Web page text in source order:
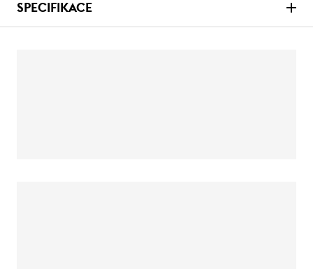
SPECIFIKACE